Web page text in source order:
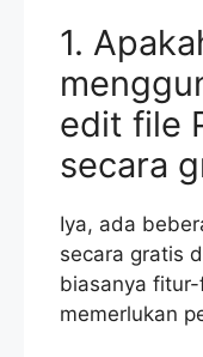
1.
edit file
secara
Iya, ada
secara gratis
biasanya
memerlukan